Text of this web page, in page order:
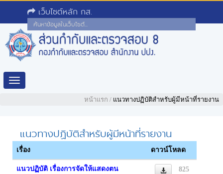
เว็บไซต์หลัก กส.
Toggle
หน้าแรก / แนวทางปฏิบัติสำหรับผู้มีหน้าที่รายงาน
แนวทางปฏิบัติสำหรับผู้มีหน้าที่รายงาน
เรื่อง ดาวน์โหลด
แนวปฏิบัติ เรื่องการจัดให้แสดงตน 825